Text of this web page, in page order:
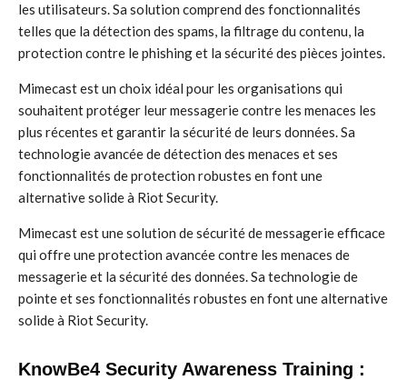
les utilisateurs. Sa solution comprend des fonctionnalités
telles que la détection des spams, la filtrage du contenu, la
protection contre le phishing et la sécurité des pièces jointes.
Mimecast est un choix idéal pour les organisations qui
souhaitent protéger leur messagerie contre les menaces les
plus récentes et garantir la sécurité de leurs données. Sa
technologie avancée de détection des menaces et ses
fonctionnalités de protection robustes en font une
alternative solide à Riot Security.
Mimecast est une solution de sécurité de messagerie efficace
qui offre une protection avancée contre les menaces de
messagerie et la sécurité des données. Sa technologie de
pointe et ses fonctionnalités robustes en font une alternative
solide à Riot Security.
KnowBe4 Security Awareness Training :